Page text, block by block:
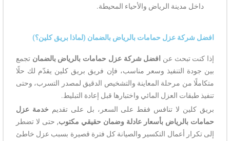
داخل مدينة الرياض والأحياء المحيطة.
افضل شركة عزل حمامات بالرياض بالضمان (لماذا بريق كلين؟)
إذا كنت تبحث عن افضل شركة عزل حمامات بالرياض بالضمان تجمع
بين جودة التنفيذ وسعر مناسب، فإن فريق بريق كلين يقدّم لك حلًا
متكاملًا من مرحلة المعاينة والتشخيص الدقيق لمصدر التسرب، وحتى
تنفيذ طبقات العزل المائي واختبارها قبل إعادة التبليط.
بريق كلين لا تنافس فقط على السعر، بل على تقديم خدمة عزل
حمامات بالرياض بأسعار عادلة وضمان حقيقي مكتوب, حتى لا تضطر
إلى تكرار أعمال التكسير والصيانة كل فترة قصيرة بسبب عزل خاطئ